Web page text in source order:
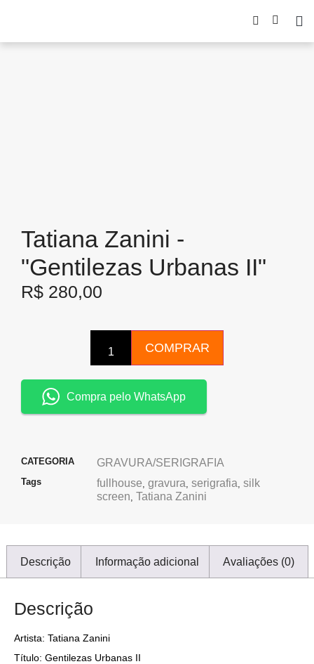
Tatiana Zanini -
"Gentilezas Urbanas II"
R$ 280,00
COMPRAR
Compra pelo WhatsApp
CATEGORIA GRAVURA/SERIGRAFIA
Tags fullhouse, gravura, serigrafia, silk
screen, Tatiana Zanini
Descrição Informação adicional Avaliações (0)
Descrição
Artista: Tatiana Zanini
Título: Gentilezas Urbanas II